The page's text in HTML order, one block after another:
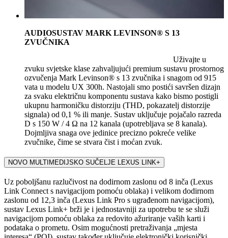
AUDIOSUSTAV MARK LEVINSON® S 13
ZVUČNIKA
Uživajte u
zvuku svjetske klase zahvaljujući premium sustavu prostornog
ozvučenja Mark Levinson® s 13 zvučnika i snagom od 915
vata u modelu UX 300h. Nastojali smo postići savršen dizajn
za svaku električnu komponentu sustava kako bismo postigli
ukupnu harmoničku distorziju (THD, pokazatelj distorzije
signala) od 0,1 % ili manje. Sustav uključuje pojačalo razreda
D s 150 W / 4 Ω na 12 kanala (upotrebljava se 8 kanala).
Dojmljiva snaga ove jedinice precizno pokreće velike
zvučnike, čime se stvara čist i moćan zvuk.
NOVO MULTIMEDIJSKO SUČELJE LEXUS LINK+
Uz poboljšanu razlučivost na dodirnom zaslonu od 8 inča (Lexus
Link Connect s navigacijom pomoću oblaka) i velikom dodirnom
zaslonu od 12,3 inča (Lexus Link Pro s ugrađenom navigacijom),
sustav Lexus Link+ brži je i jednostavniji za upotrebu te se služi
navigacijom pomoću oblaka za redovito ažuriranje vaših karti i
podataka o prometu. Osim mogućnosti pretraživanja „mjesta